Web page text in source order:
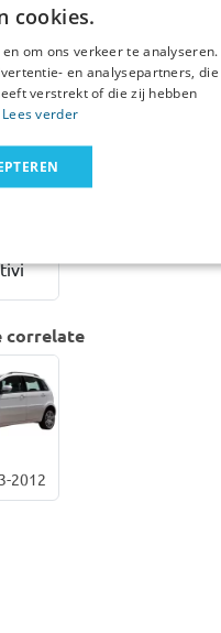
con
correlate
2012
cookies.
om ons verkeer te analyseren.
en analysepartners, die
verstrekt of die zij hebben
Lees verder